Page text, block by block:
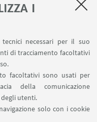
I
necessari per il suo
di tracciamento facoltativi
facoltativi sono usati per
della comunicazione
utenti.
solo con i cookie
remoto